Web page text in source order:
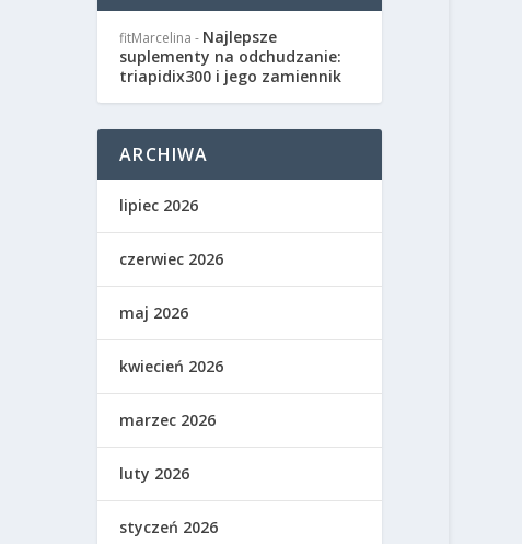
fitMarcelina - Najlepsze
suplementy na odchudzanie:
triapidix300 i jego zamiennik
ARCHIWA
lipiec 2026
czerwiec 2026
maj 2026
kwiecień 2026
marzec 2026
luty 2026
styczeń 2026